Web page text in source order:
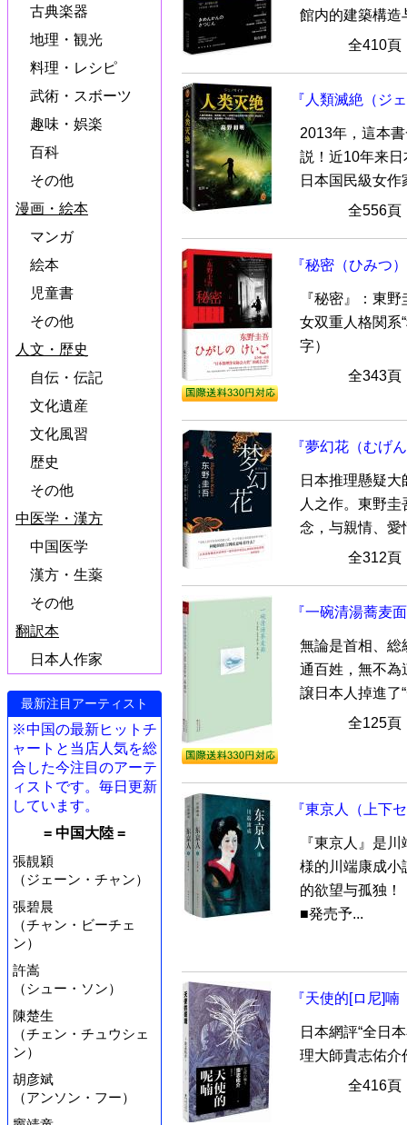
古典楽器
地理・観光
料理・レシピ
武術・スボーツ
趣味・娯楽
百科
その他
漫画・絵本
マンガ
絵本
児童書
その他
人文・歴史
自伝・伝記
文化遺産
文化風習
歴史
その他
中医学・漢方
中国医学
漢方・生薬
その他
翻訳本
日本人作家
最新注目アーティスト
※中国の最新ヒットチ
ャートと当店人気を総
合した今注目のアーテ
ィストです。毎日更新
しています。
= 中国大陸 =
張靚穎
（ジェーン・チャン）
張碧晨
（チャン・ビーチェ
ン）
許嵩
（シュー・ソン）
陳楚生
（チェン・チュウシェ
ン）
胡彦斌
（アンソン・フー）
館内的建築構造
全410
『人類滅絶（ジ
2013年，這本
説！近10年来
日本国民級女作
全556
『秘密（ひみつ
『秘密』：東
女双重人格関系
字）
全343
『夢幻花（むげ
日本推理懸疑
人之作。東野
念，与親情、愛
全312
『一碗清湯蕎麦
無論是首相、総
通百姓，無不為
譲日本人掉進了
全125
『東京人（上下
『東京人』是
様的川端康成小
的欲望与孤独！
■発売予...
『天使的[ロ尼]
日本網評“全日
理大師貴志佑介
全416